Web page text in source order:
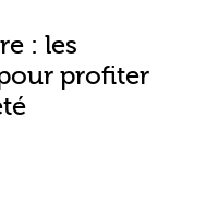
: les
profiter